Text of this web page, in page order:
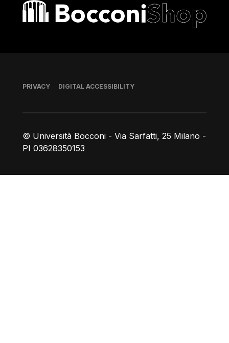
Bocconi shop
© Università Bocconi - Via Sarfatti, 25 Milano -
PI 03628350153
Footer
PRIVACY DIGITAL ACCESSIBILITY